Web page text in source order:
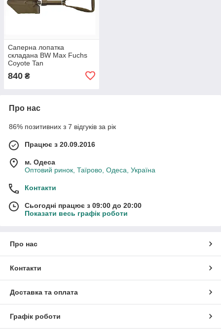
Саперна лопатка
складана BW Max Fuchs
Coyote Tan
840 ₴
Про нас
86% позитивних з 7 відгуків за рік
Працює з 20.09.2016
м. Одеса
Оптовий ринок, Таїрово, Одеса, Україна
Контакти
Сьогодні працює з 09:00 до 20:00
Показати весь графік роботи
Про нас
Контакти
Доставка та оплата
Графік роботи